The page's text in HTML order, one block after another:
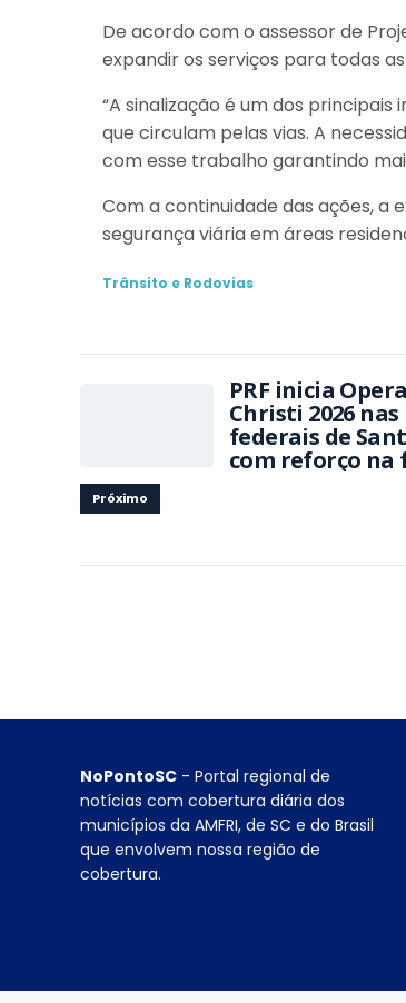
De acordo com o assessor de
expandir os serviços para todas
“A sinalização é um dos
que circulam pelas vias. A
com esse trabalho garantindo
Com a continuidade das ações,
segurança viária em áreas
Trânsito e Rodovias
PRF inicia
Christi 2026
federais de
com reforço na
Próximo
NoPontoSC - Portal regional de
notícias com cobertura diária dos
municípios da AMFRI, de SC e do Brasil
que envolvem nossa região de
cobertura.